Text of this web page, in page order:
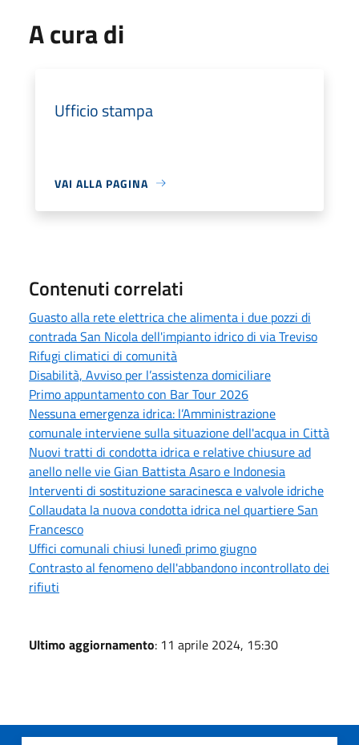
A cura di
Ufficio stampa
VAI ALLA PAGINA
Contenuti correlati
Guasto alla rete elettrica che alimenta i due pozzi di
contrada San Nicola dell'impianto idrico di via Treviso
Rifugi climatici di comunità
Disabilità, Avviso per l’assistenza domiciliare
Primo appuntamento con Bar Tour 2026
Nessuna emergenza idrica: l’Amministrazione
comunale interviene sulla situazione dell'acqua in Città
Nuovi tratti di condotta idrica e relative chiusure ad
anello nelle vie Gian Battista Asaro e Indonesia
Interventi di sostituzione saracinesca e valvole idriche
Collaudata la nuova condotta idrica nel quartiere San
Francesco
Uffici comunali chiusi lunedì primo giugno
Contrasto al fenomeno dell'abbandono incontrollato dei
rifiuti
Ultimo aggiornamento: 11 aprile 2024, 15:30